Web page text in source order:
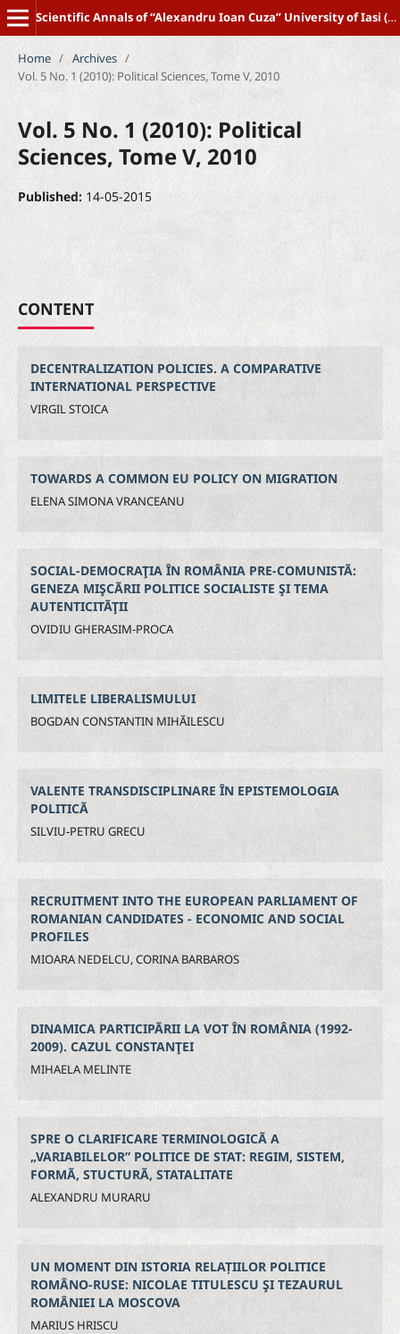
Scientific Annals of “Alexandru Ioan Cuza” University of Iasi (New Series) POLITICAL SCIENCE
Home / Archives /
Vol. 5 No. 1 (2010): Political Sciences, Tome V, 2010
Vol. 5 No. 1 (2010): Political
Sciences, Tome V, 2010
Published: 14-05-2015
CONTENT
DECENTRALIZATION POLICIES. A COMPARATIVE
INTERNATIONAL PERSPECTIVE
VIRGIL STOICA
TOWARDS A COMMON EU POLICY ON MIGRATION
ELENA SIMONA VRANCEANU
SOCIAL-DEMOCRAŢIA ÎN ROMÂNIA PRE-COMUNISTÃ:
GENEZA MIŞCÃRII POLITICE SOCIALISTE ŞI TEMA
AUTENTICITÃŢII
OVIDIU GHERASIM-PROCA
LIMITELE LIBERALISMULUI
BOGDAN CONSTANTIN MIHÃILESCU
VALENTE TRANSDISCIPLINARE ÎN EPISTEMOLOGIA
POLITICÃ
SILVIU-PETRU GRECU
RECRUITMENT INTO THE EUROPEAN PARLIAMENT OF
ROMANIAN CANDIDATES - ECONOMIC AND SOCIAL
PROFILES
MIOARA NEDELCU, CORINA BARBAROS
DINAMICA PARTICIPÃRII LA VOT ÎN ROMÂNIA (1992-
2009). CAZUL CONSTANŢEI
MIHAELA MELINTE
SPRE O CLARIFICARE TERMINOLOGICÃ A
„VARIABILELOR” POLITICE DE STAT: REGIM, SISTEM,
FORMÃ, STUCTURÃ, STATALITATE
ALEXANDRU MURARU
UN MOMENT DIN ISTORIA RELAȚIILOR POLITICE
ROMÂNO-RUSE: NICOLAE TITULESCU ŞI TEZAURUL
ROMÂNIEI LA MOSCOVA
MARIUS HRISCU